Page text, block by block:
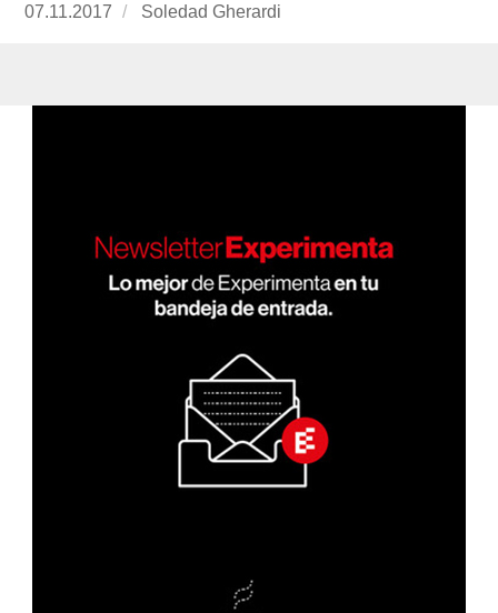
Publicado
07.11.2017
https://www.experimenta.es/author/soledad-
Soledad Gherardi